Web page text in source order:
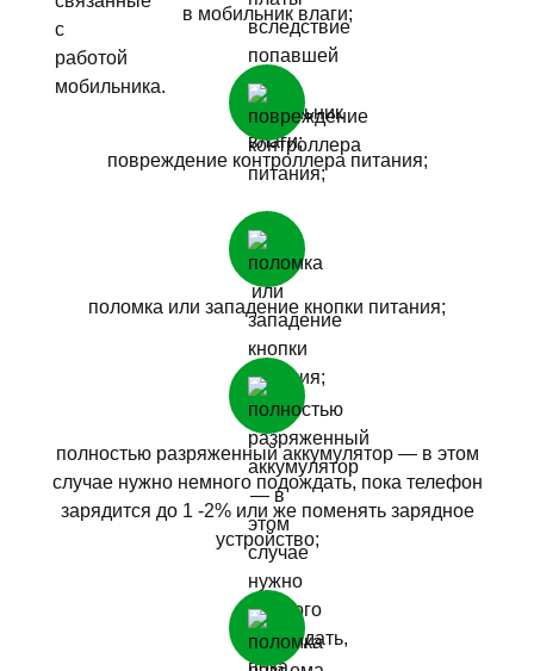
в мобильник влаги;
повреждение контроллера питания;
поломка или западение кнопки питания;
полностью разряженный аккумулятор — в этом
случае нужно немного подождать, пока телефон
зарядится до 1 -2% или же поменять зарядное
устройство;